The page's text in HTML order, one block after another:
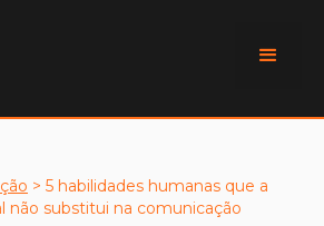
> 5 habilidades humanas que a
não substitui na comunicação